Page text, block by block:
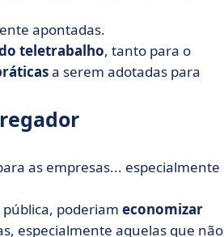
apontadas.
teletrabalho, tanto para o
a serem adotadas para
as empresas... especialmente
poderiam economizar
especialmente aquelas que não